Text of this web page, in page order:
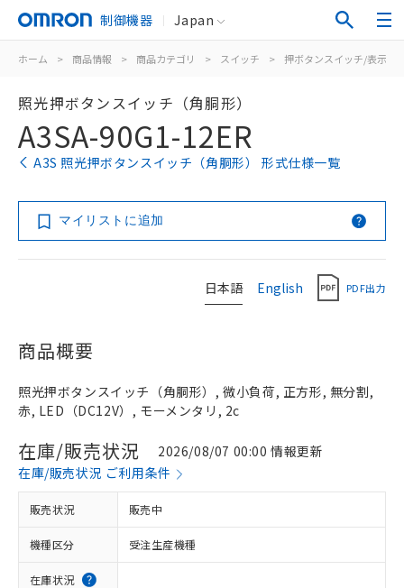
制御機器 Japan
ホーム > 商品情報 > 商品カテゴリ > スイッチ > 押ボタンスイッチ/表示灯
照光押ボタンスイッチ（角胴形）
A3SA-90G1-12ER
A3S 照光押ボタンスイッチ（角胴形） 形式仕様一覧
マイリストに追加
日本語 English PDF出力
商品概要
照光押ボタンスイッチ（角胴形）, 微小負荷, 正方形, 無分割,
赤, LED（DC12V）, モーメンタリ, 2c
在庫/販売状況
2026/08/07 00:00 情報更新
在庫/販売状況 ご利用条件
販売状況 販売中
機種区分 受注生産機種
在庫状況